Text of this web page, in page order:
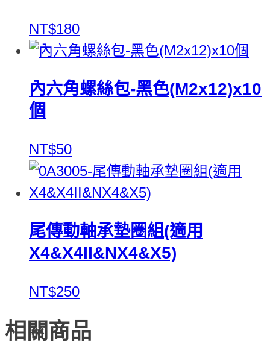
NT$180
內六角螺絲包-黑色(M2x12)x10
個
NT$50
尾傳動軸承墊圈組(適用
X4&X4II&NX4&X5)
NT$250
相關商品